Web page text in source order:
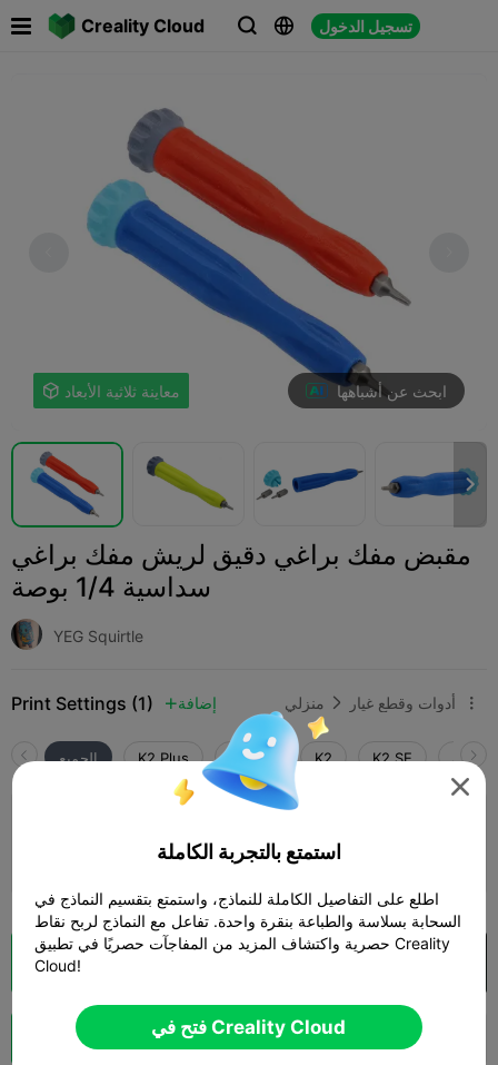
Creality Cloud   تسجيل الدخول
 معاينة ثلاثية الأبعاد ابحث عن أشباهها

مقبض مفك براغي دقيق لريش مفك براغي
سداسية 1/4 بوصة
YEG Squirtle
Print Settings (1)  إضافة منزلي  أدوات وقطع غيار 
الجميع K2 Plus K2 Pro K2 K2 SE
 01h 03m  1 plates
تقطيع سحابي
تعزيز 300 217 

استمتع بالتجربة الكاملة
اطلع على التفاصيل الكاملة للنماذج، واستمتع بتقسيم النماذج في
السحابة بسلاسة والطباعة بنقرة واحدة. تفاعل مع النماذج لربح نقاط
حصرية واكتشاف المزيد من المفاجآت حصريًا في تطبيق Creality
Cloud!
فتح في Creality Cloud